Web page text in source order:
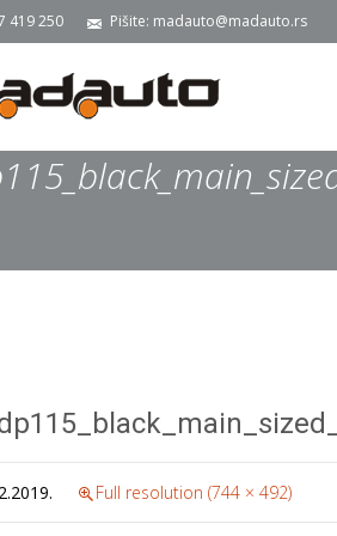
419 250 Pišite: madauto@madauto.rs
Full resolution (744 × 492)